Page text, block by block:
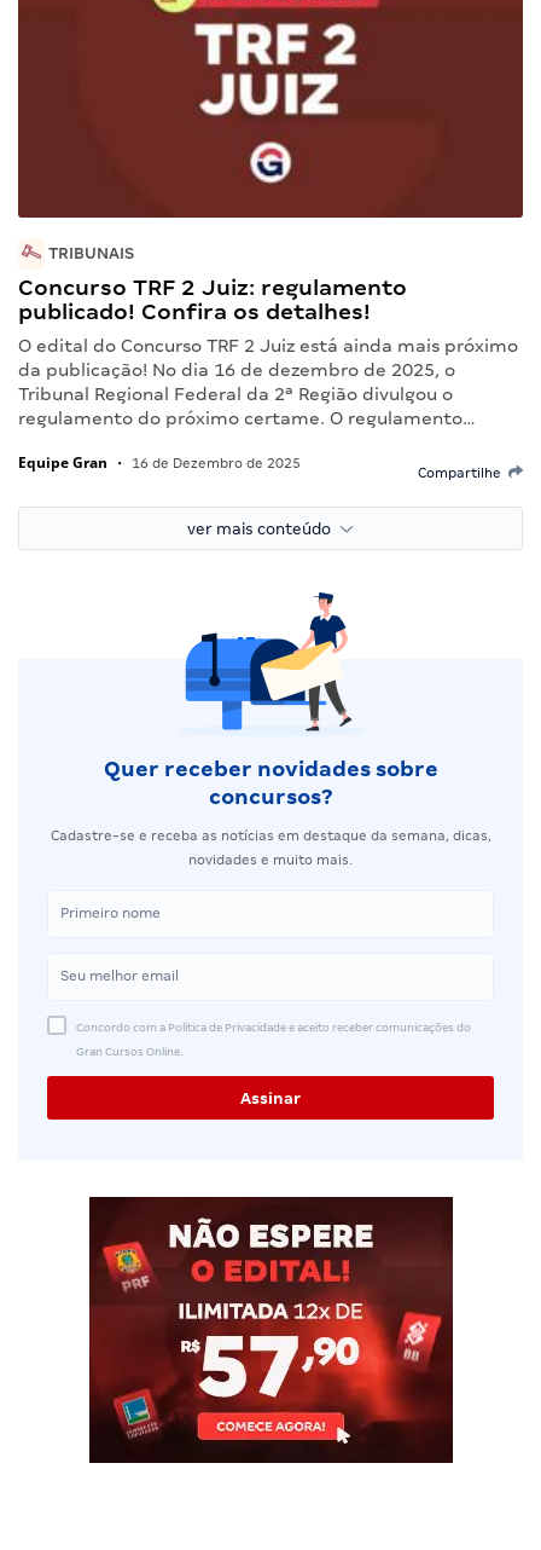
TRIBUNAIS
Concurso TRF 2 Juiz: regulamento
publicado! Confira os detalhes!
O edital do Concurso TRF 2 Juiz está ainda mais próximo
da publicação! No dia 16 de dezembro de 2025, o
Tribunal Regional Federal da 2ª Região divulgou o
regulamento do próximo certame. O regulamento…
Equipe Gran • 16 de Dezembro de 2025
Compartilhe
ver mais conteúdo
Quer receber novidades sobre
concursos?
Cadastre-se e receba as notícias em destaque da semana, dicas,
novidades e muito mais.
Concordo com a Política de Privacidade e aceito receber comunicações do
Gran Cursos Online.